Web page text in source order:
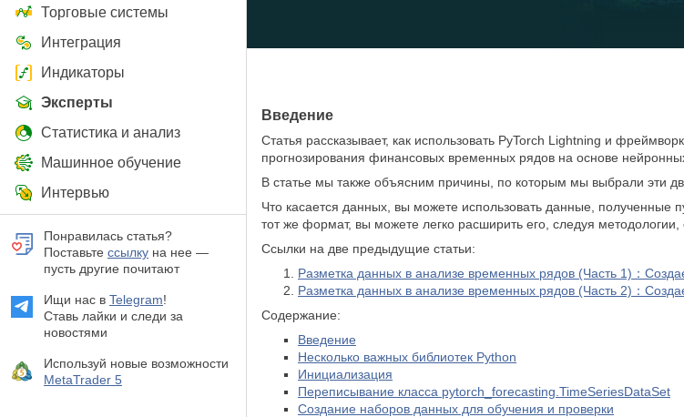
Торговые системы
Интеграция
Индикаторы
Эксперты
Статистика и анализ
Машинное обучение
Интервью
Понравилась статья?
Поставьте ссылку на нее —
пусть другие почитают
Ищи нас в Telegram!
Ставь лайки и следи за
новостями
Используй новые возможности
MetaTrader 5
Введение
Статья рассказывает, как использовать PyTorch Lightning и
прогнозирования финансовых временных рядов на основе
В статье мы также объясним причины, по которым мы выбрали эти
Что касается данных, вы можете использовать данные,
тот же формат, вы можете легко расширить его, следуя методологии,
Ссылки на две предыдущие статьи:
Разметка данных в анализе временных рядов (Часть 1)：
Разметка данных в анализе временных рядов (Часть 2)：
Содержание:
Введение
Несколько важных библиотек Python
Инициализация
Переписывание класса pytorch_forecasting.TimeSeriesDataSet
Создание наборов данных для обучения и проверки